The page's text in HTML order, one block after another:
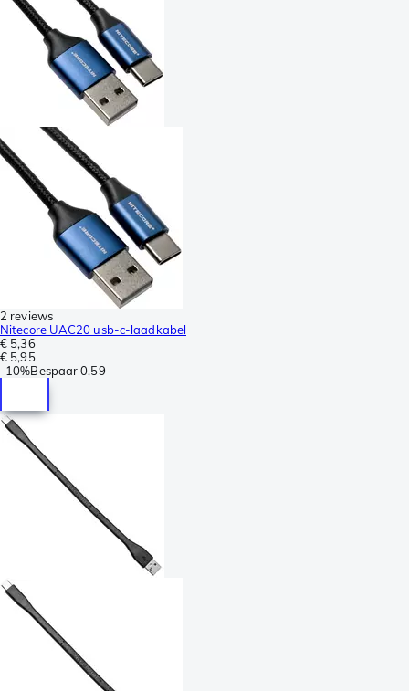
2 reviews
Nitecore UAC20 usb-c-laadkabel
€ 5,36
€ 5,95
-10%Bespaar 0,59